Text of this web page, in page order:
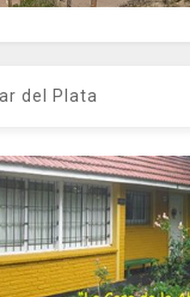
del Plata